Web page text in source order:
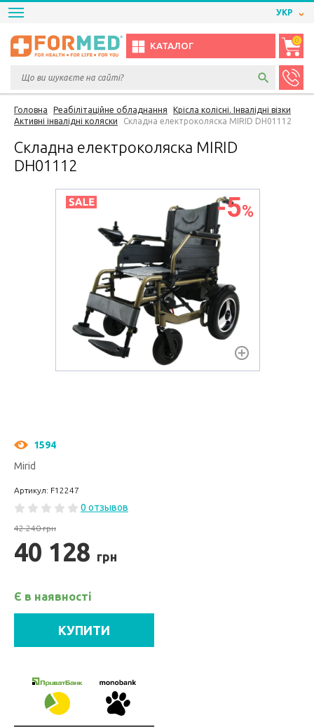
УКР
КАТАЛОГ
0
Головна Реабілітаційне обладнання
Крісла колісні. Інвалідні візки
Активні інвалідні коляски
Складна електроколяска MIRID DH01112
Складна електроколяска MIRID
DH01112
-5%
1594
Mirid
Артикул: F12247
0 отзывов
42 240 грн
40 128 грн
Є в наявності
КУПИТИ